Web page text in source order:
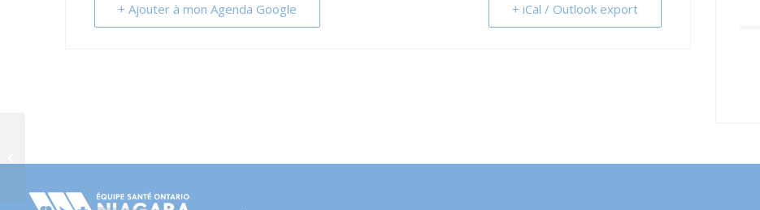
+ Ajouter à mon Agenda Google + iCal / Outlook export
cancer – Welland